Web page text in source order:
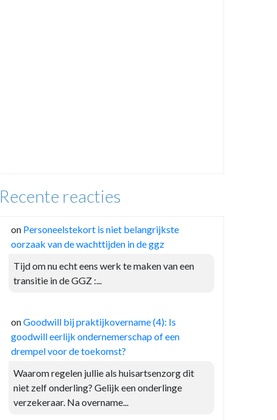
Recente reacties
on Personeelstekort is niet belangrijkste
oorzaak van de wachttijden in de ggz
Tijd om nu echt eens werk te maken van een
transitie in de GGZ :...
onGoodwill bij praktijkovername (4): Is
goodwill eerlijk ondernemerschap of een
drempel voor de toekomst?
Waarom regelen jullie als huisartsenzorg dit
niet zelf onderling? Gelijk een onderlinge
verzekeraar. Na overname...